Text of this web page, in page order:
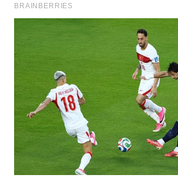
WN
LIKUPANG
LABUANBAJO
WN
BORNEO
Wahana
Media
Group